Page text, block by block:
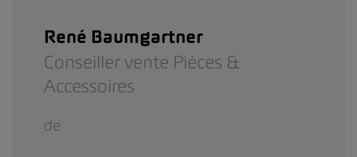
René Baumgartner
Conseiller vente Pièces &
Accessoires
de